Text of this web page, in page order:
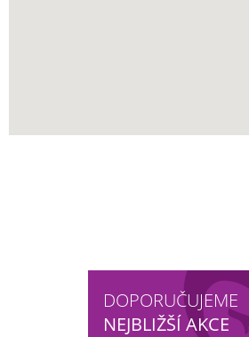
DOPORUČUJEME
NEJBLIŽŠÍ AKCE